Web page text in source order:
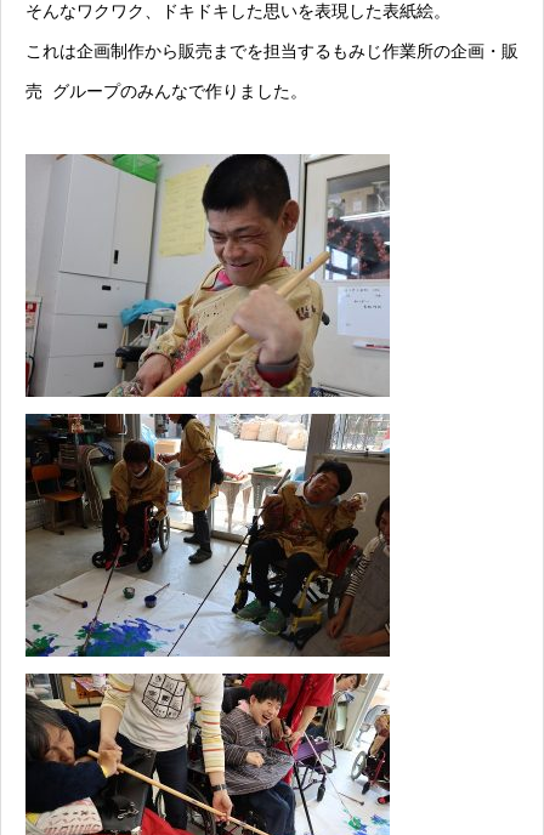
そんなワクワク、ドキドキした思いを表現した表紙絵。
これは企画制作から販売までを担当するもみじ作業所の企画・販
売 グループのみんなで作りました。